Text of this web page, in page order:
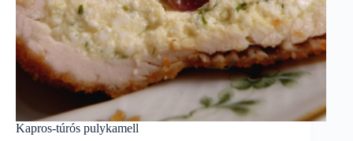
Kapros-túrós pulykamell